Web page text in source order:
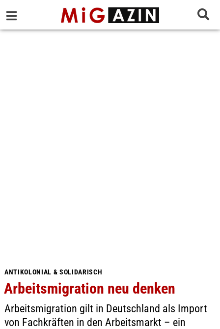
ANTIKOLONIAL & SOLIDARISCH
Arbeitsmigration neu denken
Arbeitsmigration gilt in Deutschland als Import
von Fachkräften in den Arbeitsmarkt – ein